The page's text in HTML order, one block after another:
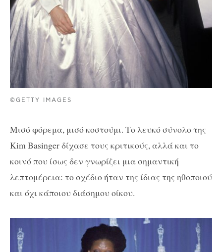
©GETTY IMAGES
Μισό φόρεμα, μισό κοστούμι. Το λευκό σύνολο της
Kim Basinger δίχασε τους κριτικούς, αλλά και το
κοινό που ίσως δεν γνωρίζει μια σημαντική
λεπτομέρεια: το σχέδιο ήταν της ίδιας της ηθοποιού
και όχι κάποιου διάσημου οίκου.